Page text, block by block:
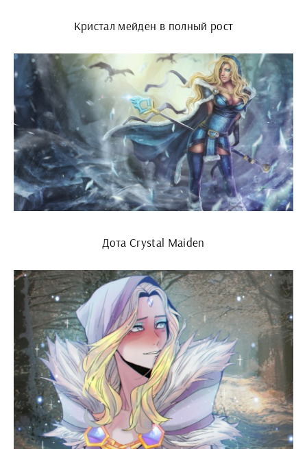
Кристал мейден в полный рост
Дота Crystal Maiden